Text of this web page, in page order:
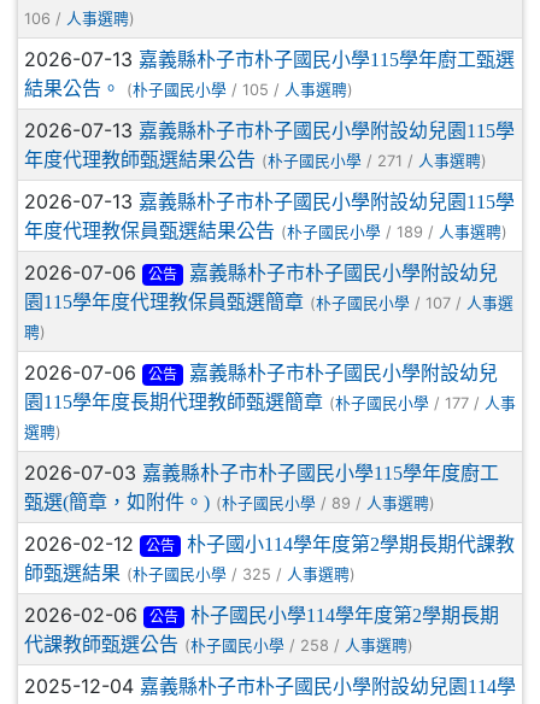
106 / 人事選聘)
2026-07-13 嘉義縣朴子市朴子國民小學115學年廚工甄選
結果公告。
(朴子國民小學 / 105 / 人事選聘)
2026-07-13 嘉義縣朴子市朴子國民小學附設幼兒園115學
年度代理教師甄選結果公告 (朴子國民小學 / 271 / 人事選聘)
2026-07-13 嘉義縣朴子市朴子國民小學附設幼兒園115學
年度代理教保員甄選結果公告 (朴子國民小學 / 189 / 人事選聘)
2026-07-06 公告
嘉義縣朴子市朴子國民小學附設幼兒
園115學年度代理教保員甄選簡章 (朴子國民小學 / 107 / 人事選
聘)
2026-07-06 公告
嘉義縣朴子市朴子國民小學附設幼兒
園115學年度長期代理教師甄選簡章 (朴子國民小學 / 177 / 人事
選聘)
2026-07-03 嘉義縣朴子市朴子國民小學115學年度廚工
甄選(簡章，如附件。) (朴子國民小學 / 89 / 人事選聘)
2026-02-12 公告
朴子國小114學年度第2學期長期代課教
師甄選結果 (朴子國民小學 / 325 / 人事選聘)
2026-02-06 公告
朴子國民小學114學年度第2學期長期
代課教師甄選公告 (朴子國民小學 / 258 / 人事選聘)
2025-12-04 嘉義縣朴子市朴子國民小學附設幼兒園114學